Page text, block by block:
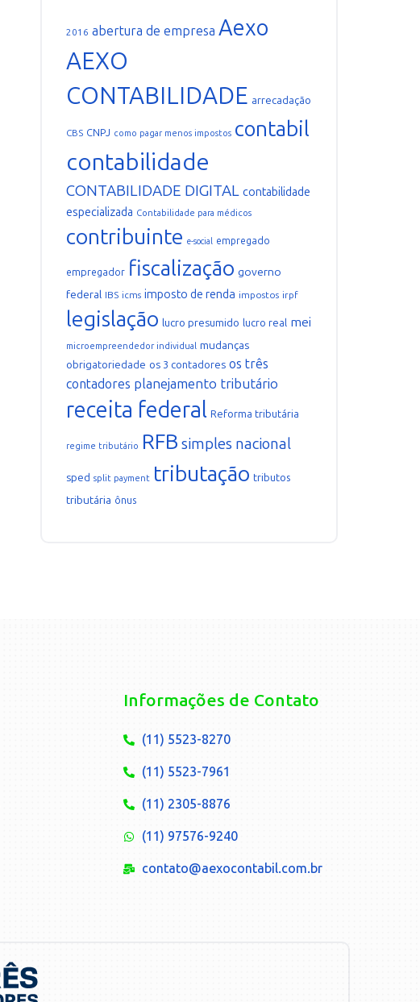
2016 abertura de empresa Aexo
AEXO
CONTABILIDADE arrecadação
CBS CNPJ como pagar menos impostos contabil
contabilidade
CONTABILIDADE DIGITAL contabilidade
especializada Contabilidade para médicos
contribuinte e-social empregado
empregador fiscalização governo
federal IBS icms imposto de renda impostos irpf
legislação lucro presumido lucro real mei
microempreendedor individual mudanças
obrigatoriedade os 3 contadores os três
contadores planejamento tributário
receita federal Reforma tributária
regime tributário RFB simples nacional
sped split payment tributação tributos
tributária ônus
Informações de Contato
(11) 5523-8270
(11) 5523-7961
(11) 2305-8876
(11) 97576-9240
contato@aexocontabil.com.br